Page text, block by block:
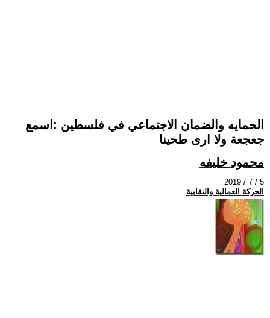
الحمايه والضمان الاجتماعي في فلسطين :اسمع
جعجعة ولا ارى طحينا
محمود خليفه
2019 / 7 / 5
الحركة العمالية والنقابية